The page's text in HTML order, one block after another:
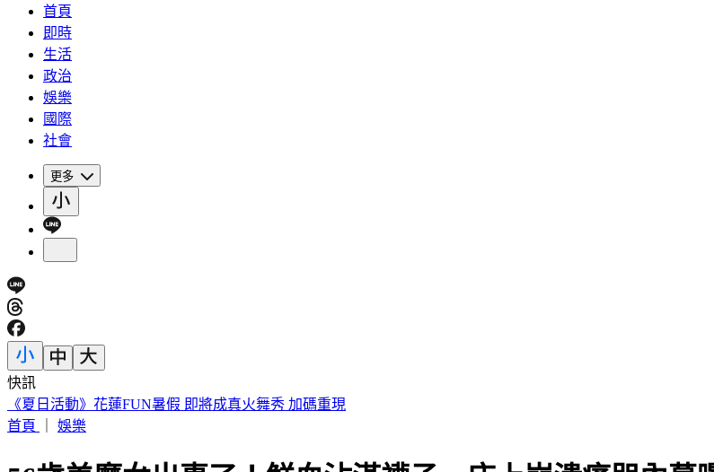
首頁
即時
生活
政治
娛樂
國際
社會
更多
快訊
《夏日活動》花蓮FUN暑假 即將成真火舞秀 加碼重現
首頁
娛樂